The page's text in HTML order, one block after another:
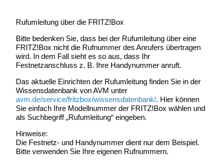
Rufumleitung über die FRITZ!Box
Bitte bedenken Sie, dass bei der Rufumleitung über eine
FRITZ!Box nicht die Rufnummer des Anrufers übertragen
wird. In dem Fall sieht es so aus, dass Ihr
Festnetzanschluss z. B. Ihre Handynummer anruft.
Das aktuelle Einrichten der Rufumleitung finden Sie in der
Wissensdatenbank von AVM unter
avm.de/service/fritzbox/wissensdatenbank/. Hier können
Sie einfach Ihre Modellnummer der FRITZ!Box wählen und
als Suchbegriff „Rufumleitung“ eingeben.
Hinweise:
Die Festnetz- und Handynummer dient nur dem Beispiel.
Bitte verwenden Sie Ihre eigenen Rufnummern.